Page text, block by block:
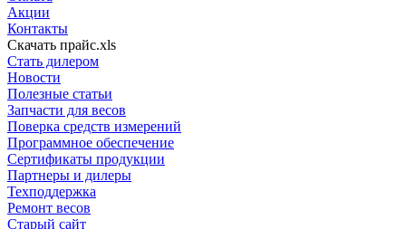
Акции
Контакты
Скачать прайс.xls
Стать дилером
Новости
Полезные статьи
Запчасти для весов
Поверка средств измерений
Программное обеспечение
Сертификаты продукции
Партнеры и дилеры
Техподдержка
Ремонт весов
Старый сайт